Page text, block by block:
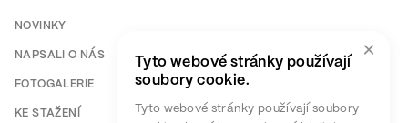
NOVINKY
NAPSALI O NÁS
FOTOGALERIE
KE STAŽENÍ
×
Tyto webové stránky používají
soubory cookie.
Tyto webové stránky používají soubory